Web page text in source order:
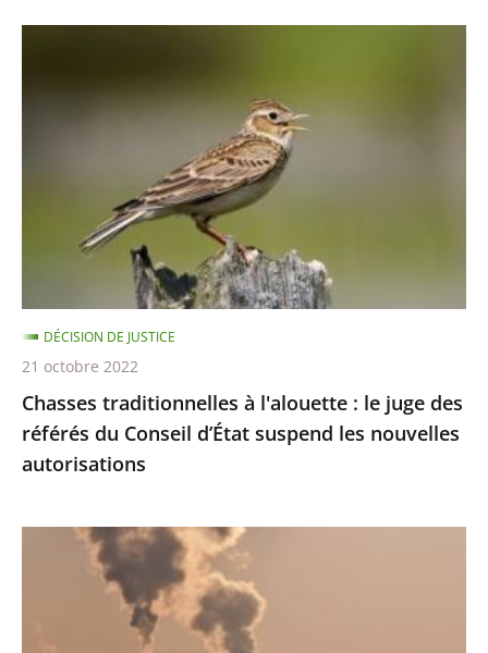
du
Conseil
d’État
suspend
les
nouvelles
Chasses traditionnelles à l'alouette : le juge des
référés du Conseil d’État suspend les nouvelles
autorisations
DÉCISION DE JUSTICE
21 octobre 2022
Pollution